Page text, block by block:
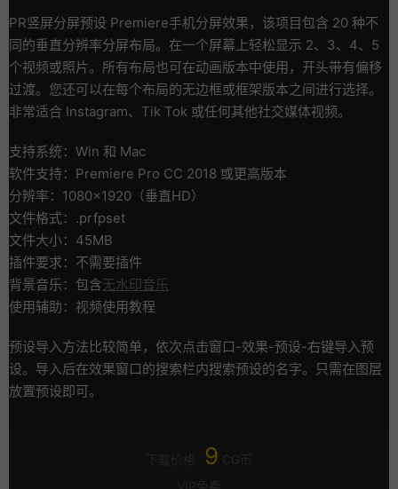
PR竖屏分屏预设 Premiere手机分屏效果，该项目包含 20 种不
同的垂直分辨率分屏布局。在一个屏幕上轻松显示 2、3、4、5
个视频或照片。所有布局也可在动画版本中使用，开头带有偏移
过渡。您还可以在每个布局的无边框或框架版本之间进行选择。
非常适合 Instagram、Tik Tok 或任何其他社交媒体视频。
支持系统：Win 和 Mac
软件支持：Premiere Pro CC 2018 或更高版本
分辨率：1080×1920（垂直HD）
文件格式：.prfpset
文件大小：45MB
插件要求：不需要插件
背景音乐：包含无水印音乐
使用辅助：视频使用教程
预设导入方法比较简单，依次点击窗口-效果-预设-右键导入预
设。导入后在效果窗口的搜索栏内搜索预设的名字。只需在图层
放置预设即可。
9